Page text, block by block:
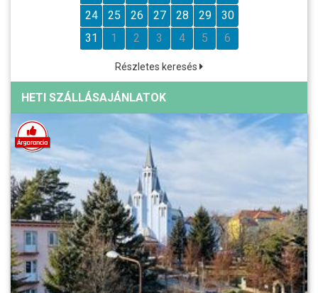
24
25 26 27 28 29
30
31
1 2 3 4 5 6
Részletes keresés
HETI SZÁLLÁSAJÁNLATOK